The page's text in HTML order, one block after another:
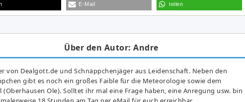
E-Mail teilen
Über den Autor: Andre
von Dealgott.de und Schnäppchenjäger aus Leidenschaft. Neben den
gibt es noch ein großes Fai­ble für die Meteorologie sowie dem
(Oberhausen Ole). Solltet ihr mal eine Frage haben, eine Anregung usw. bin